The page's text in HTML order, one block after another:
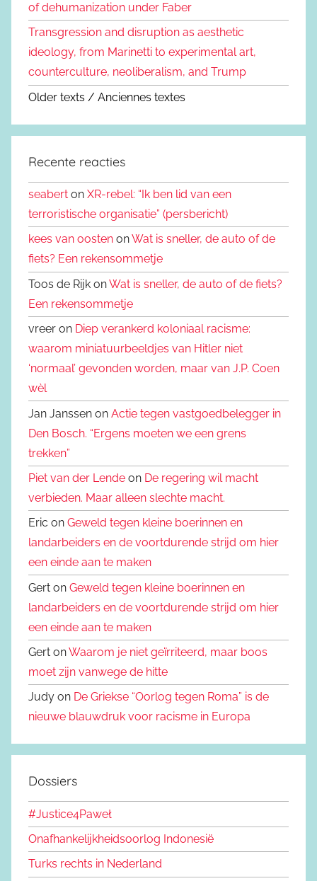
of dehumanization under Faber
Transgression and disruption as aesthetic
ideology, from Marinetti to experimental art,
counterculture, neoliberalism, and Trump
Older texts / Anciennes textes
Recente reacties
seabert on XR-rebel: “Ik ben lid van een
terroristische organisatie” (persbericht)
kees van oosten onWat is sneller, de auto of de
fiets? Een rekensommetje
Toos de Rijk onWat is sneller, de auto of de fiets?
Een rekensommetje
vreer on Diep verankerd koloniaal racisme:
waarom miniatuurbeeldjes van Hitler niet
‘normaal’ gevonden worden, maar van J.P. Coen
wèl
Jan Janssen on Actie tegen vastgoedbelegger in
Den Bosch. “Ergens moeten we een grens
trekken”
Piet van der Lende on De regering wil macht
verbieden. Maar alleen slechte macht.
Eric on Geweld tegen kleine boerinnen en
landarbeiders en de voortdurende strijd om hier
een einde aan te maken
Gert on Geweld tegen kleine boerinnen en
landarbeiders en de voortdurende strijd om hier
een einde aan te maken
Gert onWaarom je niet geïrriteerd, maar boos
moet zijn vanwege de hitte
Judy on De Griekse “Oorlog tegen Roma” is de
nieuwe blauwdruk voor racisme in Europa
Dossiers
#Justice4Paweł
Onafhankelijkheidsoorlog Indonesië
Turks rechts in Nederland